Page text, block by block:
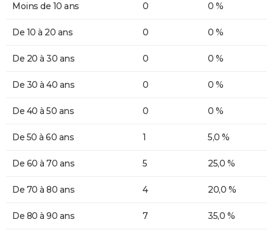
Moins de 10 ans 0 0 %
De 10 à 20 ans 0 0 %
De 20 à 30 ans 0 0 %
De 30 à 40 ans 0 0 %
De 40 à 50 ans 0 0 %
De 50 à 60 ans 1 5,0 %
De 60 à 70 ans 5 25,0 %
De 70 à 80 ans 4 20,0 %
De 80 à 90 ans 7 35,0 %